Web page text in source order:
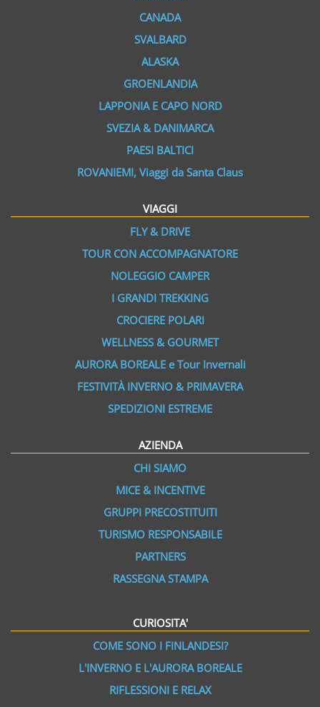
CANADA
SVALBARD
ALASKA
GROENLANDIA
LAPPONIA E CAPO NORD
SVEZIA & DANIMARCA
PAESI BALTICI
ROVANIEMI, Viaggi da Santa Claus
VIAGGI
FLY & DRIVE
TOUR CON ACCOMPAGNATORE
NOLEGGIO CAMPER
I GRANDI TREKKING
CROCIERE POLARI
WELLNESS & GOURMET
AURORA BOREALE e Tour Invernali
FESTIVITÀ INVERNO & PRIMAVERA
SPEDIZIONI ESTREME
AZIENDA
CHI SIAMO
MICE & INCENTIVE
GRUPPI PRECOSTITUITI
TURISMO RESPONSABILE
PARTNERS
RASSEGNA STAMPA
CURIOSITA'
COME SONO I FINLANDESI?
L'INVERNO E L'AURORA BOREALE
RIFLESSIONI E RELAX